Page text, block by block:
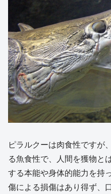
ピラルクーは肉食性ですが
る魚食性で、人間を獲物と
する本能や身体的能力を持
傷による損傷はあり得ず、